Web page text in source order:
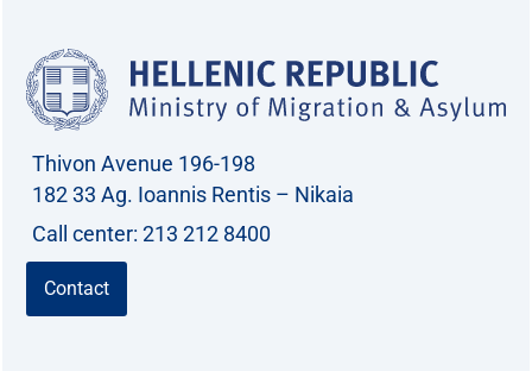
o
Thivon Avenue 196-198
182 33 Ag. Ioannis Rentis – Nikaia
Call center: 213 212 8400
Contact